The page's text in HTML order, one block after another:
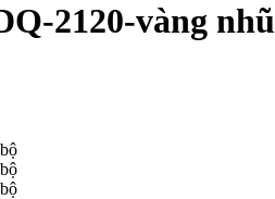
2120-vàng nhũ